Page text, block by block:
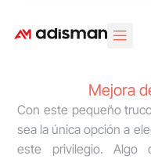
Mejora
Con este pequeño
sea la única opción a
este privilegio. Algo